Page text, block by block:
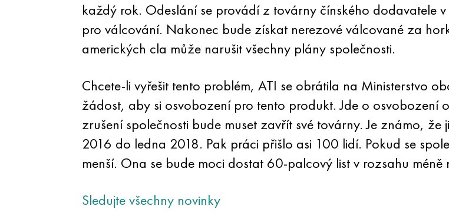
každý rok. Odeslání se provádí z továrny čínského dodavatele
pro válcování. Nakonec bude získat nerezové válcované za
amerických cla může narušit všechny plány společnosti.
Chcete-li vyřešit tento problém, ATI se obrátila na Ministerstvo
žádost, aby si osvobození pro tento produkt. Jde o osvobození
zrušení společnosti bude muset zavřít své továrny. Je známo,
2016 do ledna 2018. Pak práci přišlo asi 100 lidí. Pokud se
menší. Ona se bude moci dostat 60-palcový list v rozsahu
Sledujte všechny novinky